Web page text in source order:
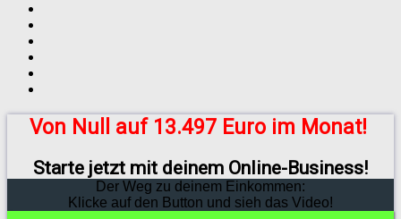
Von Null auf 13.497 Euro im Monat!
Starte jetzt mit deinem Online-Business!
Der Weg zu deinem Einkommen:
Klicke auf den Button und sieh das Video!